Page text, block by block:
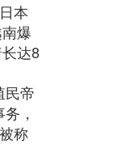
本
爆
达8
民帝
，
称